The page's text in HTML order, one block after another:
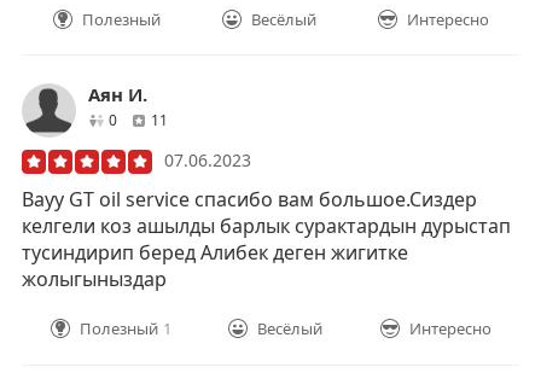
Полезный Весёлый Интересно
Аян И.
0друзей
11
07.06.2023
Вауу GT oil service спасибо вам большое.Сиздер
келгели коз ашылды барлык сурактардын дурыстап
тусиндирип беред Алибек деген жигитке
жолыгыныздар
Полезный 1 Весёлый Интересно